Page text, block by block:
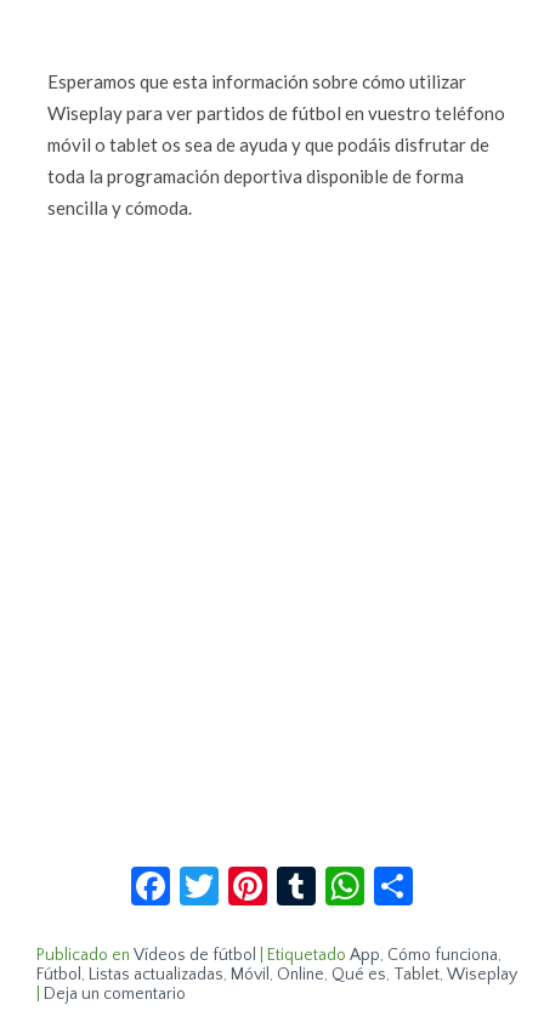
Esperamos que esta información sobre cómo utilizar
Wiseplay para ver partidos de fútbol en vuestro teléfono
móvil o tablet os sea de ayuda y que podáis disfrutar de
toda la programación deportiva disponible de forma
sencilla y cómoda.
Facebook
Twitter
Pinterest
TumblrWhatsApp
Publicado en Vídeos de fútbol Etiquetado App, Cómo funciona,
Fútbol , Listas actualizadas, Móvil , Online, Qué es, Tablet,Wiseplay
Deja un comentario